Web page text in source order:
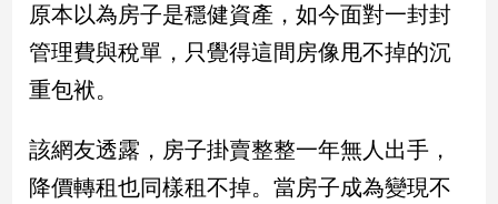
政
治
焦
品
點
原本以為房子是穩健資產，如今面對一封封
管理費與稅單，只覺得這間房像甩不掉的沉
重包袱。
該網友透露，房子掛賣整整一年無人出手，
降價轉租也同樣租不掉。當房子成為變現不